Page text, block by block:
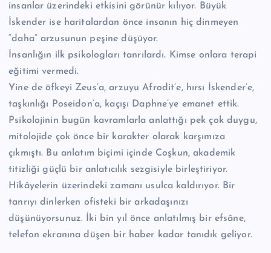
insanlar üzerindeki etkisini görünür kılıyor. Büyük
İskender ise haritalardan önce insanın hiç dinmeyen
“daha” arzusunun peşine düşüyor.
İnsanlığın ilk psikologları tanrılardı. Kimse onlara terapi
eğitimi vermedi.
Yine de öfkeyi Zeus’a, arzuyu Afrodit’e, hırsı İskender’e,
taşkınlığı Poseidon’a, kaçışı Daphne’ye emanet ettik.
Psikolojinin bugün kavramlarla anlattığı pek çok duygu,
mitolojide çok önce bir karakter olarak karşımıza
çıkmıştı. Bu anlatım biçimi içinde Coşkun, akademik
titizliği güçlü bir anlatıcılık sezgisiyle birleştiriyor.
Hikâyelerin üzerindeki zamanı usulca kaldırıyor. Bir
tanrıyı dinlerken ofisteki bir arkadaşınızı
düşünüyorsunuz. İki bin yıl önce anlatılmış bir efsâne,
telefon ekranına düşen bir haber kadar tanıdık geliyor.